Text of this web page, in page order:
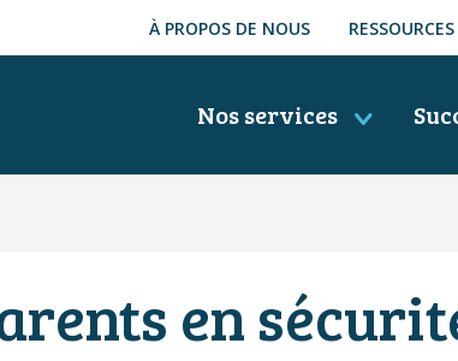
À PROPOS DE NOUS RESSOURCES
Nos services
en